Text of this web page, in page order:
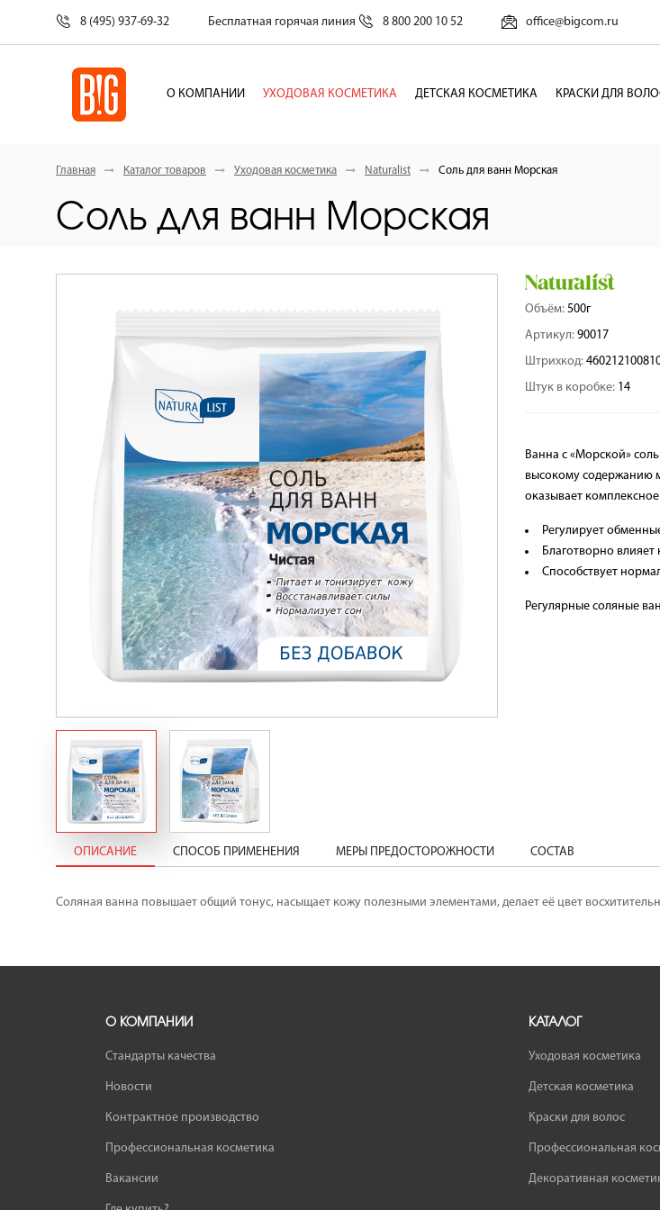
8 (495) 937-69-32 Бесплатная горячая линия 8 800 200 10 52 office@bigcom.ru
О КОМПАНИИ УХОДОВАЯ КОСМЕТИКА ДЕТСКАЯ КОСМЕТИКА КРАСКИ ДЛЯ
Главная Каталог товаров Уходовая косметика Naturalist Соль для ванн Морская
Соль для ванн Морская
Объём: 500г
Артикул: 90017
Штрихкод:
Штук в коробке: 14
Ванна с «Морской»
высокому содержанию
оказывает
Регулирует
Благотворно
Способствует
Регулярные соляные
ОПИСАНИЕ СПОСОБ ПРИМЕНЕНИЯ МЕРЫ ПРЕДОСТОРОЖНОСТИ СОСТАВ
Соляная ванна повышает общий тонус, насыщает кожу полезными элементами, делает её цвет
О КОМПАНИИ
Стандарты качества
Новости
Контрактное производство
Профессиональная косметика
Вакансии
КАТАЛОГ
Уходовая косметика
Детская косметика
Краски для волос
Профессиональная
Декоративная